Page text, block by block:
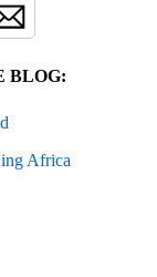
BLOG:
Africa